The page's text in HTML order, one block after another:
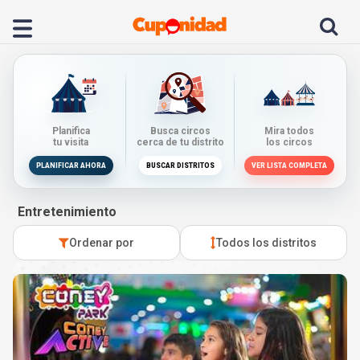
Planifica
tu visita
PLANIFICAR AHORA
Busca circos
cerca de tu distrito
BUSCAR DISTRITOS
Mira todos
los circos
VER LISTA COMPLETA
Entretenimiento
Ordenar por Todos los distritos